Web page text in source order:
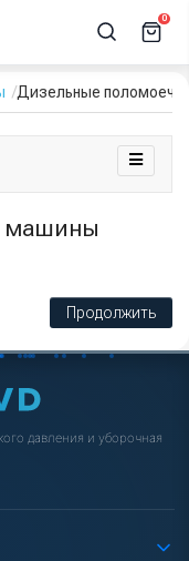
0
Дизельные
машины
Продолжить
давления и уборочная